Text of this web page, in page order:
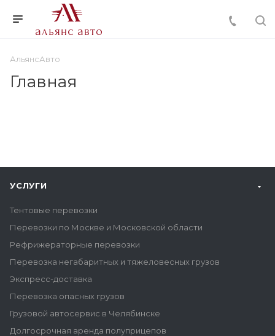
АльянсАвто
Главная
УСЛУГИ
Тентовые перевозки
Перевозки по Москве и Московской области
Рефрижераторные перевозки
Перевозка негабаритных и тяжеловесных грузов
Экспресс-доставка
Перевозка опасных грузов
Грузовой автосервис в Челябинске
Долгосрочная аренда полуприцепов